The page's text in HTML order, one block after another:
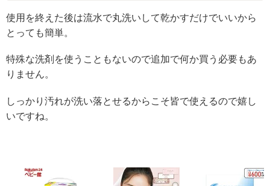
使用を終えた後は流水で丸洗いして乾かすだけでいいから
とっても簡単。
特殊な洗剤を使うこともないので追加で何か買う必要もあ
りません。
しっかり汚れが洗い落とせるからこそ皆で使えるので嬉し
いですね。